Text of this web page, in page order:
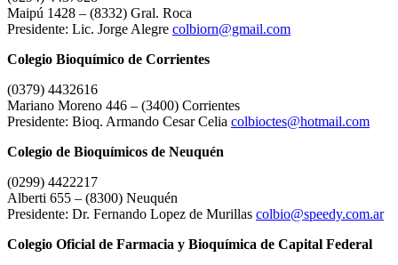
Maipú 1428 – (8332) Gral. Roca
Presidente: Lic. Jorge Alegre colbiorn@gmail.com
Colegio Bioquímico de Corrientes
(0379) 4432616
Mariano Moreno 446 – (3400) Corrientes
Presidente: Bioq. Armando Cesar Celia colbioctes@hotmail.com
Colegio de Bioquímicos de Neuquén
(0299) 4422217
Alberti 655 – (8300) Neuquén
Presidente: Dr. Fernando Lopez de Murillas colbio@speedy.com.ar
Colegio Oficial de Farmacia y Bioquímica de Capital Federal